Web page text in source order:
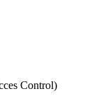
Control)